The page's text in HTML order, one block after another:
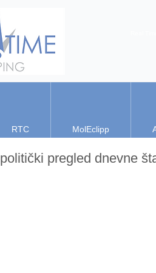
RTC MolEclipp
pregled dnevne